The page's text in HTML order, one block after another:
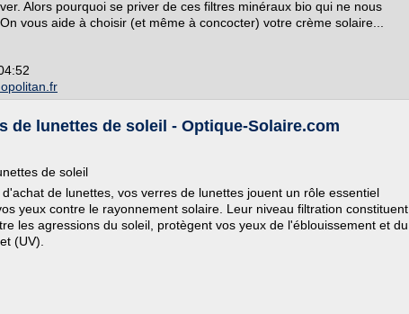
Alors pourquoi se priver de ces filtres minéraux bio qui ne nous
vous aide à choisir (et même à concocter) votre crème solaire...
de lunettes de soleil - Optique-Solaire.com
de soleil
de lunettes, vos verres de lunettes jouent un rôle essentiel
yeux contre le rayonnement solaire. Leur niveau filtration constituent
les agressions du soleil, protègent vos yeux de l'éblouissement et du
(UV).